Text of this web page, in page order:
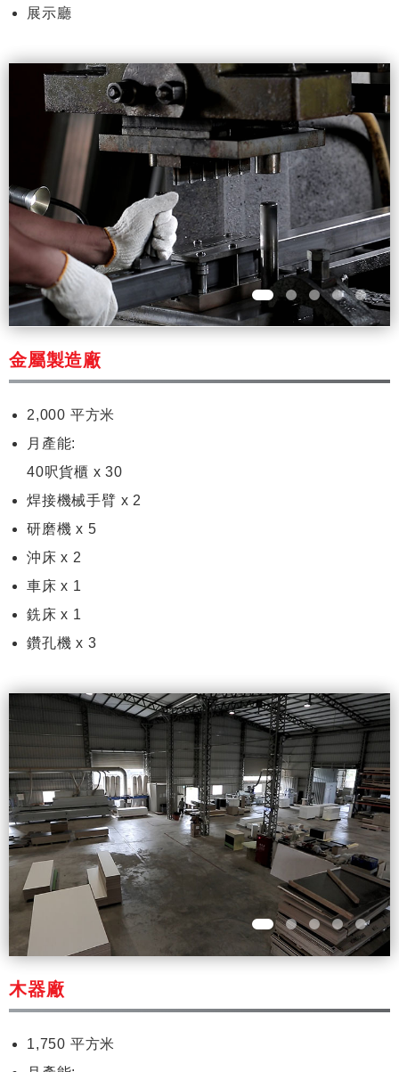
展示廳
金屬製造廠
2,000 平方米
月產能:
40呎貨櫃 x 30
焊接機械手臂 x 2
研磨機 x 5
沖床 x 2
車床 x 1
銑床 x 1
鑽孔機 x 3
木器廠
1,750 平方米